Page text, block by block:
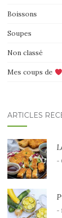
Boissons
Soupes
Non classé
Mes coups de
ARTICLES
-
-